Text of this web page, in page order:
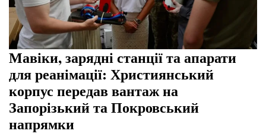
Мавіки, зарядні станції та апарати
для реанімації: Християнський
корпус передав вантаж на
Запорізький та Покровський
напрямки